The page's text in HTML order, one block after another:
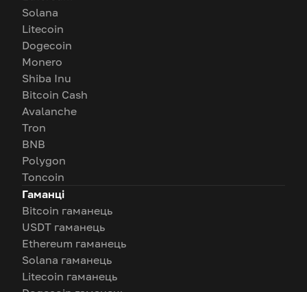
Solana
Litecoin
Dogecoin
Monero
Shiba Inu
Bitcoin Cash
Avalanche
Tron
BNB
Polygon
Toncoin
Гаманці
Bitcoin гаманець
USDT гаманець
Ethereum гаманець
Solana гаманець
Litecoin гаманець